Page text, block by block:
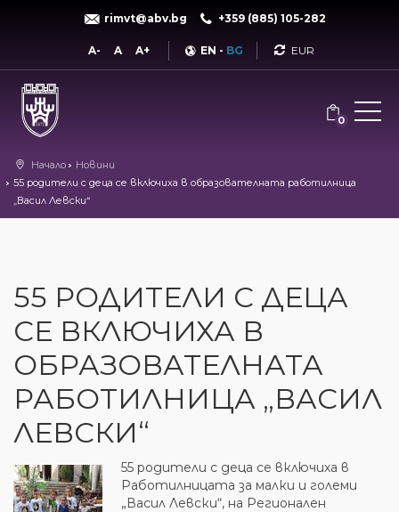
rimvt@abv.bg +359 (885) 105-282
A- A A+ EN - BG Currency
0
Начало
Новини
55 родители с деца се включиха в образователната работилница
„Васил Левски“
55 РОДИТЕЛИ С ДЕЦА
СЕ ВКЛЮЧИХА В
ОБРАЗОВАТЕЛНАТА
РАБОТИЛНИЦА „ВАСИЛ
ЛЕВСКИ“
55 родители с деца се включиха в
Работилницата за малки и големи
„Васил Левски“, на Регионален